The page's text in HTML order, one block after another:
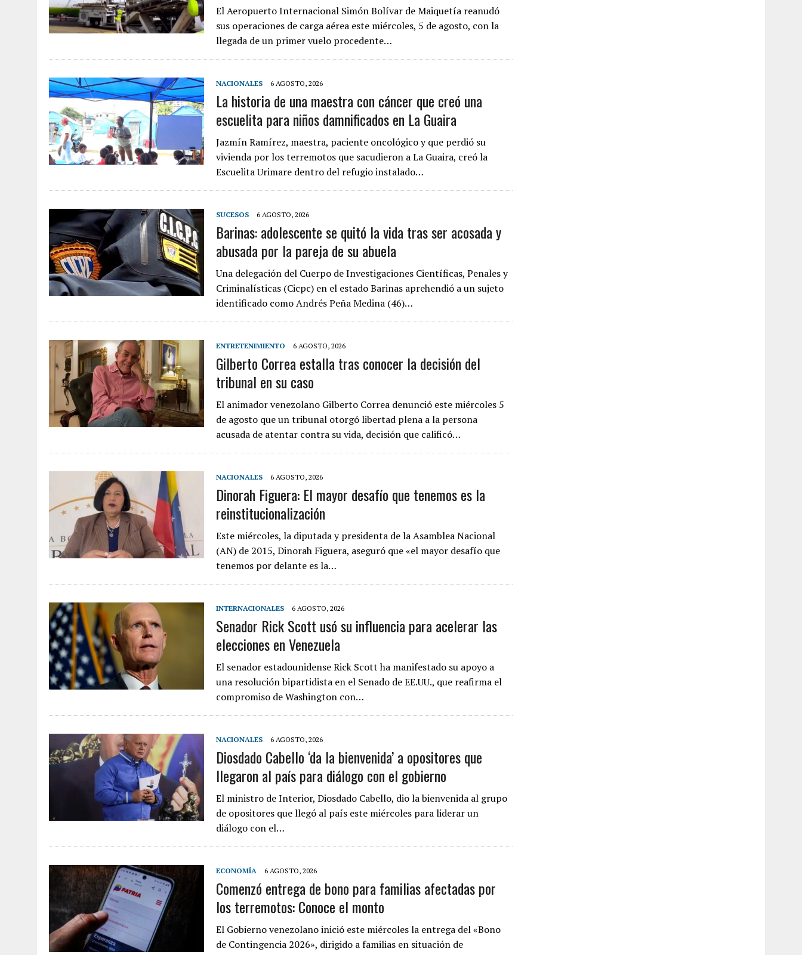
El Aeropuerto Internacional Simón Bolívar de Maiquetía reanudó
sus operaciones de carga aérea este miércoles, 5 de agosto, con la
llegada de un primer vuelo procedente…
NACIONALES 6 AGOSTO, 2026
La historia de una maestra con cáncer que creó una
escuelita para niños damnificados en La Guaira
Jazmín Ramírez, maestra, paciente oncológico y que perdió su
vivienda por los terremotos que sacudieron a La Guaira, creó la
Escuelita Urimare dentro del refugio instalado…
SUCESOS 6 AGOSTO, 2026
Barinas: adolescente se quitó la vida tras ser acosada y
abusada por la pareja de su abuela
Una delegación del Cuerpo de Investigaciones Científicas, Penales y
Criminalísticas (Cicpc) en el estado Barinas aprehendió a un sujeto
identificado como Andrés Peña Medina (46)…
ENTRETENIMIENTO 6 AGOSTO, 2026
Gilberto Correa estalla tras conocer la decisión del
tribunal en su caso
El animador venezolano Gilberto Correa denunció este miércoles 5
de agosto que un tribunal otorgó libertad plena a la persona
acusada de atentar contra su vida, decisión que calificó…
NACIONALES 6 AGOSTO, 2026
Dinorah Figuera: El mayor desafío que tenemos es la
reinstitucionalización
Este miércoles, la diputada y presidenta de la Asamblea Nacional
(AN) de 2015, Dinorah Figuera, aseguró que «el mayor desafío que
tenemos por delante es la…
INTERNACIONALES 6 AGOSTO, 2026
Senador Rick Scott usó su influencia para acelerar las
elecciones en Venezuela
El senador estadounidense Rick Scott ha manifestado su apoyo a
una resolución bipartidista en el Senado de EE.UU., que reafirma el
compromiso de Washington con…
NACIONALES 6 AGOSTO, 2026
Diosdado Cabello ‘da la bienvenida’ a opositores que
llegaron al país para diálogo con el gobierno
El ministro de Interior, Diosdado Cabello, dio la bienvenida al grupo
de opositores que llegó al país este miércoles para liderar un
diálogo con el…
ECONOMÍA 6 AGOSTO, 2026
Comenzó entrega de bono para familias afectadas por
los terremotos: Conoce el monto
El Gobierno venezolano inició este miércoles la entrega del «Bono
de Contingencia 2026», dirigido a familias en situación de